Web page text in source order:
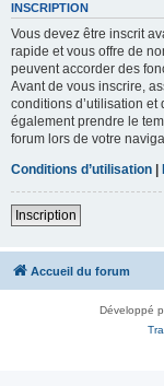
INSCRIPTION
Vous devez être inscrit
rapide et vous offre de
peuvent accorder des
Avant de vous inscrire,
conditions d’utilisation
également prendre le
forum lors de votre
Conditions d’utilisation |
Inscription
Accueil du forum
Développé